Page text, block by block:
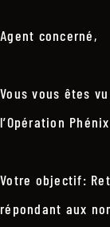
Agent concerné,
Vous vous êtes
l’Opération
Votre objectif:
répondant aux